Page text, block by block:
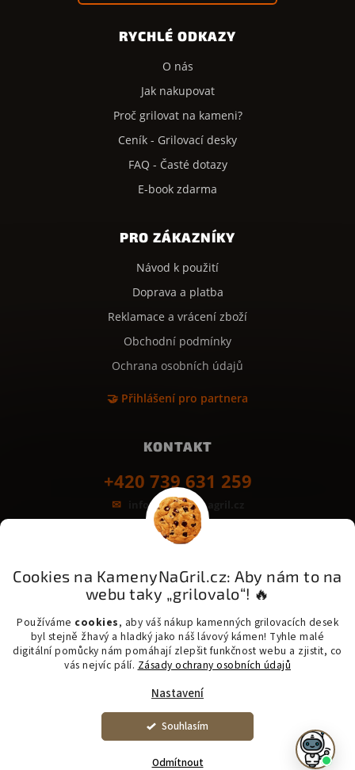
Cookies na KamenyNaGril.cz: Aby nám to na
webu taky „grilovalo“! 🔥
Používáme cookies, aby váš nákup kamenných grilovacích desek
byl stejně žhavý a hladký jako náš lávový kámen! Tyhle malé
digitální pomůcky nám pomáhají zlepšit funkčnost webu a zjistit, co
vás nejvíc pálí. Zásady ochrany osobních údajů
Nastavení
Odmítnout
Souhlasím
​​​⚠️ SUPER CENA 2 800 Kč: Lávový kámen 46x40x3 cm s
nerezovým rámečkem. Kontakt: 739 631 259. (Vyrobili jsme
omylem špatný rozměr)
RYCHLÉ ODKAZY
O nás
Jak nakupovat
Proč grilovat na kameni?
Ceník - Grilovací desky
FAQ - Časté dotazy
E-book zdarma
PRO ZÁKAZNÍKY
Návod k použití
Doprava a platba
Reklamace a vrácení zboží
Obchodní podmínky
Ochrana osobních údajů
🤝 Přihlášení pro partnera
KONTAKT
+420 739 631 259
info@kamenynagril.cz
Grilovací desky z kamene
GoPay
Odložená platba
Platba na třetinky
Messenger - šetrná přeprava kamene
Copyright 2026 KamenyNaGril.cz. Všechna práva vyhrazena. |
Upravit nastavení cookies